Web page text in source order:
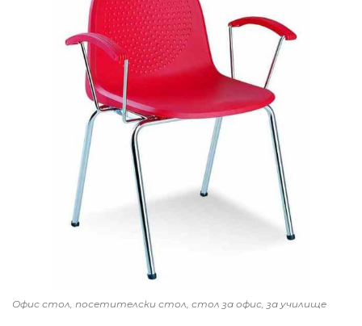
Офис стол, посетителски стол, стол за офис, за училище